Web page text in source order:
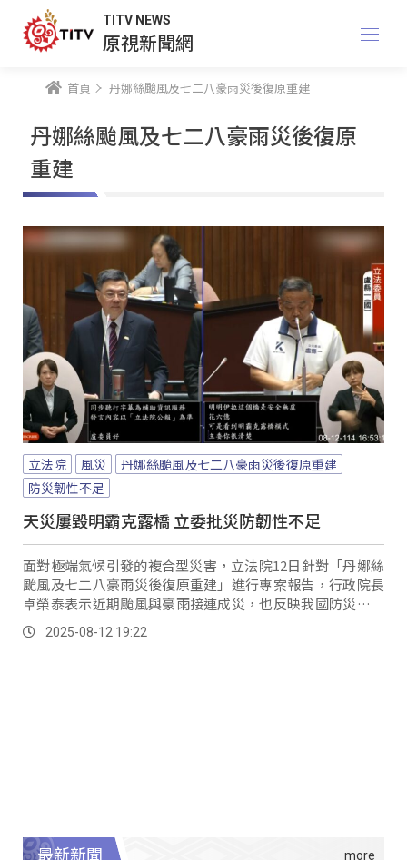
TITV NEWS
原視新聞網
首頁 丹娜絲颱風及七二八豪雨災後復原重建
丹娜絲颱風及七二八豪雨災後復原
重建
立法院 風災
丹娜絲颱風及七二八豪雨災後復原重建
防災韌性不足
天災屢毀明霸克露橋 立委批災防韌性不足
面對極端氣候引發的複合型災害，立法院12日針對「丹娜絲
颱風及七二八豪雨災後復原重建」進行專案報告，行政院長
卓榮泰表示近期颱風與豪雨接連成災，也反映我國防災韌性
有不足之處；民進黨立委蔡易餘則提出，農民所搭建的溫室
帆布毀損，卻拿不到補助。
2025-08-12 19:22
最新新聞